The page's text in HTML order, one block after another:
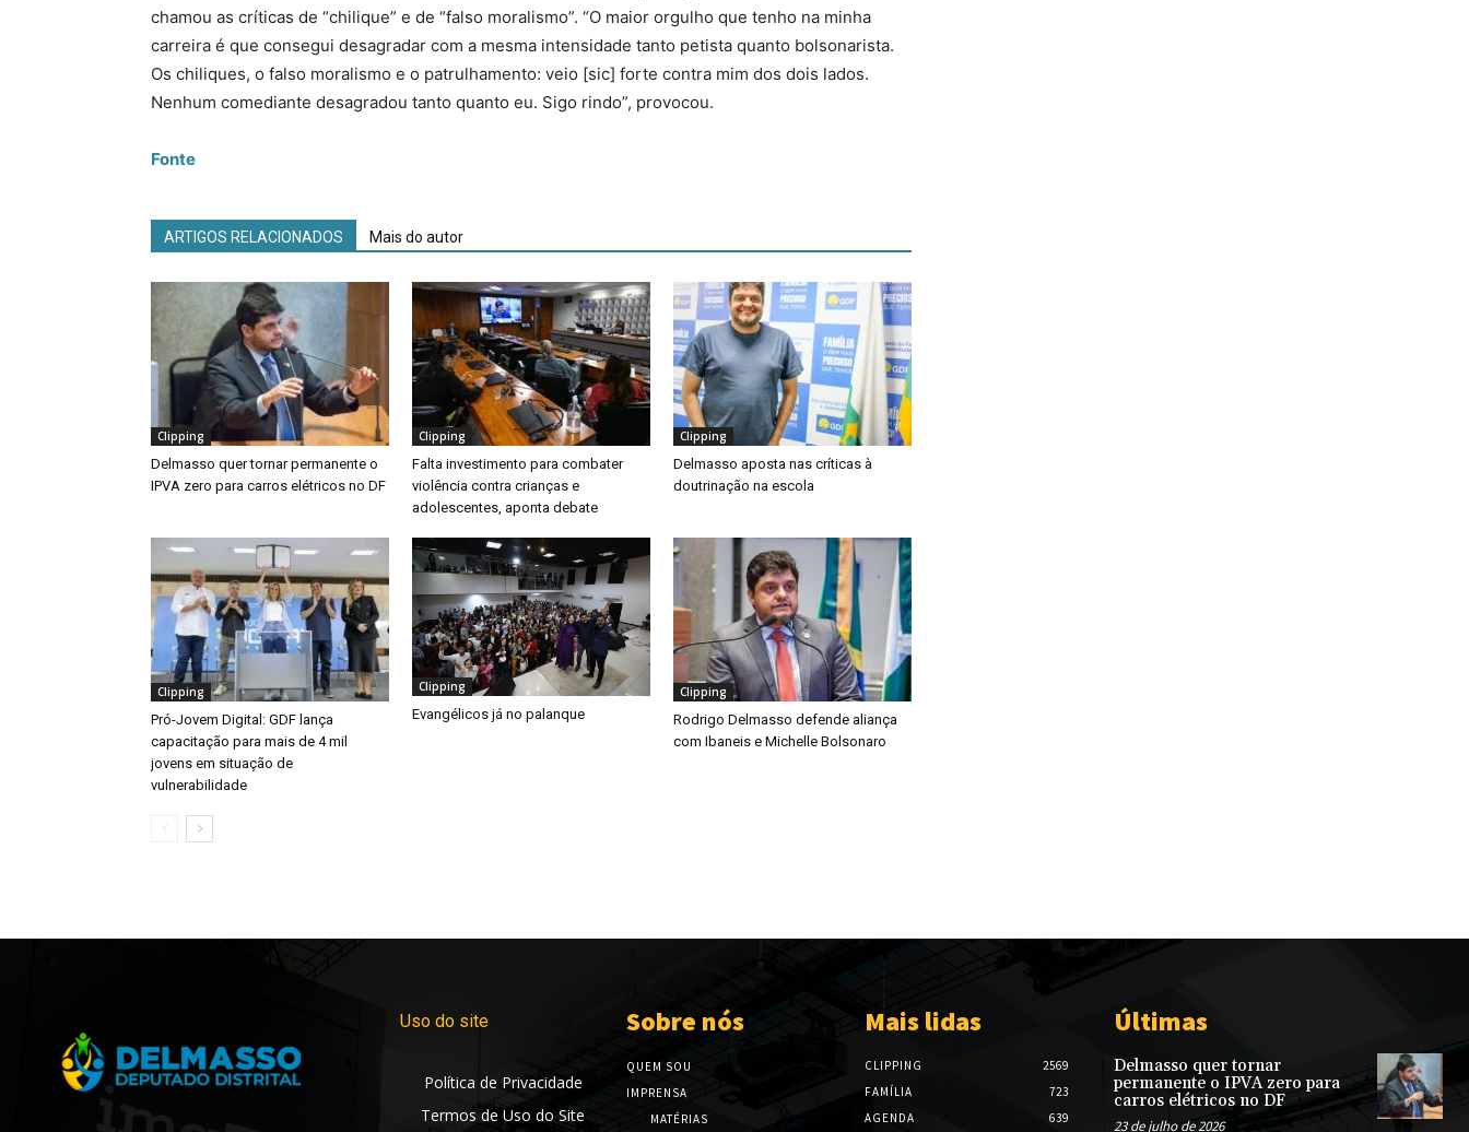
chamou as críticas de “chilique” e de “falso moralismo”. “O maior orgulho que tenho na minha
carreira é que consegui desagradar com a mesma intensidade tanto petista quanto bolsonarista.
Os chiliques, o falso moralismo e o patrulhamento: veio [sic] forte contra mim dos dois lados.
Nenhum comediante desagradou tanto quanto eu. Sigo rindo”, provocou.
Fonte
ARTIGOS RELACIONADOS Mais do autor
Clipping
Delmasso quer tornar permanente o
IPVA zero para carros elétricos no DF
Clipping
Falta investimento para combater
violência contra crianças e
adolescentes, aponta debate
Clipping
Delmasso aposta nas críticas à
doutrinação na escola
Clipping
Pró-Jovem Digital: GDF lança
capacitação para mais de 4 mil
jovens em situação de
vulnerabilidade
Clipping
Evangélicos já no palanque
Clipping
Rodrigo Delmasso defende aliança
com Ibaneis e Michelle Bolsonaro
Uso do site
Política de Privacidade
Termos de Uso do Site
Sobre nós
QUEM SOU
IMPRENSA
MATÉRIAS
Mais lidas
CLIPPING
2569
FAMÍLIA
723
AGENDA
639
Últimas
Delmasso quer tornar
permanente o IPVA zero para
carros elétricos no DF
23 de julho de 2026